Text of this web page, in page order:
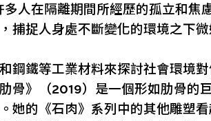
多人在隔離期間所經歷的孤立和焦
捕捉人身處不斷變化的環境之下微
鋼鐵等工業材料來探討社會環境對
骨》（2019）是一個形如肋骨的
她的《石肉》系列中的其他雕塑